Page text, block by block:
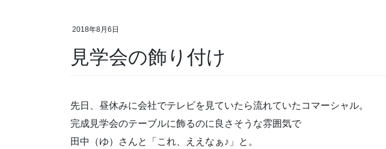
2018年8月6日
見学会の飾り付け
先日、昼休みに会社でテレビを見ていたら流れていたコマーシャル。
完成見学会のテーブルに飾るのに良さそうな雰囲気で
田中（ゆ）さんと「これ、ええなぁ♪」と。